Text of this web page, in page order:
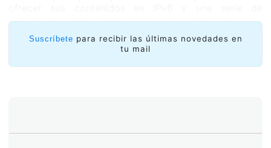
operadoras acordaron iniciar los despliegues a
Suscríbete para recibir las últimas novedades en
tu mail